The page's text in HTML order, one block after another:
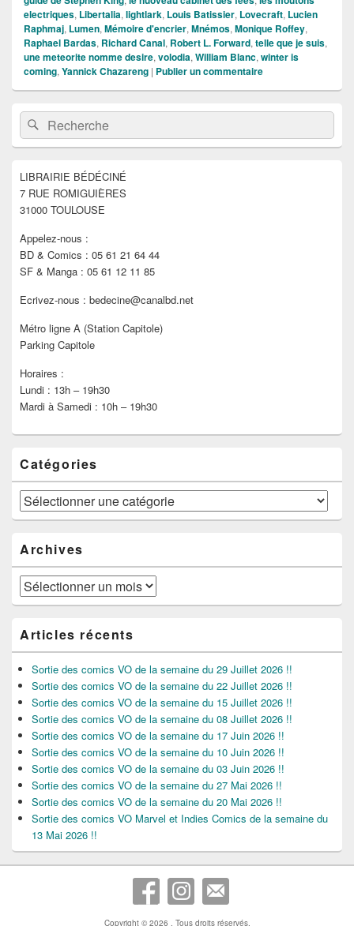
electriques, Libertalia, lightlark, Louis Batissier, Lovecraft, Lucien
Raphmaj, Lumen, Mémoire d'encrier, Mnémos, Monique Roffey,
Raphael Bardas, Richard Canal, Robert L. Forward, telle que je suis,
une meteorite nomme desire, volodia, William Blanc, winter is
coming, Yannick Chazareng | Publier un commentaire
Zone
principale
de
widget
barre
latérale
Recherche :Rechercher
LIBRAIRIE BÉDÉCINÉ
7 RUE ROMIGUIÈRES
31000 TOULOUSE
Appelez-nous :
BD & Comics : 05 61 21 64 44
SF & Manga : 05 61 12 11 85
Ecrivez-nous : bedecine@canalbd.net
Métro ligne A (Station Capitole)
Parking Capitole
Horaires :
Lundi : 13h – 19h30
Mardi à Samedi : 10h – 19h30
Catégories
Catégories
Archives
Archives
Articles récents
Sortie des comics VO de la semaine du 29 Juillet 2026 !!
Sortie des comics VO de la semaine du 22 Juillet 2026 !!
Sortie des comics VO de la semaine du 15 Juillet 2026 !!
Sortie des comics VO de la semaine du 08 Juillet 2026 !!
Sortie des comics VO de la semaine du 17 Juin 2026 !!
Sortie des comics VO de la semaine du 10 Juin 2026 !!
Sortie des comics VO de la semaine du 03 Juin 2026 !!
Sortie des comics VO de la semaine du 27 Mai 2026 !!
Sortie des comics VO de la semaine du 20 Mai 2026 !!
Sortie des comics VO Marvel et Indies Comics de la semaine du
13 Mai 2026 !!
Copyright © 2026 . Tous droits réservés.